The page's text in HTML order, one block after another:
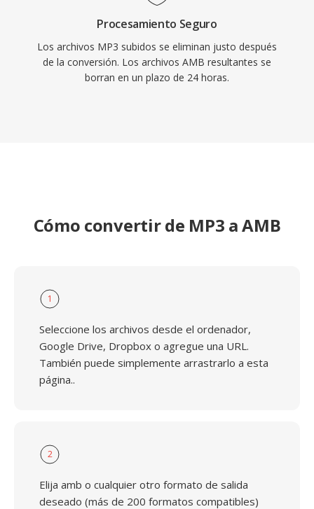
Procesamiento Seguro
Los archivos MP3 subidos se eliminan justo después
de la conversión. Los archivos AMB resultantes se
borran en un plazo de 24 horas.
Cómo convertir de MP3 a AMB
1
Seleccione los archivos desde el ordenador,
Google Drive, Dropbox o agregue una URL.
También puede simplemente arrastrarlo a esta
página..
2
Elija amb o cualquier otro formato de salida
deseado (más de 200 formatos compatibles)